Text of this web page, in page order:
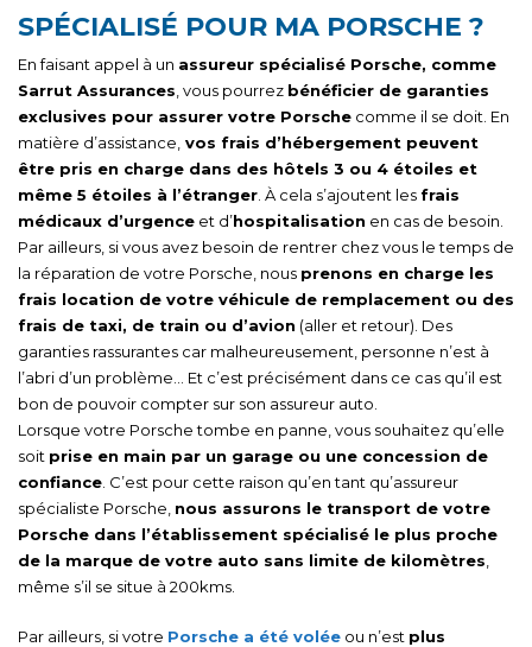
SPÉCIALISÉ POUR MA PORSCHE ?
En faisant appel à un assureur spécialisé Porsche, comme
Sarrut Assurances , vous pourrez bénéficier de garanties
exclusives pour assurer votre Porsche comme il se doit. En
matière d’assistance, vos frais d’hébergement peuvent
être pris en charge dans des hôtels 3 ou 4 étoiles et
même 5 étoiles à l’étranger . À cela s’ajoutent les frais
médicaux d’urgence et d’hospitalisation en cas de besoin.
Par ailleurs, si vous avez besoin de rentrer chez vous le temps de
la réparation de votre Porsche, nous prenons en charge les
frais location de votre véhicule de remplacement ou des
frais de taxi, de train ou d’avion (aller et retour). Des
garanties rassurantes car malheureusement, personne n’est à
l’abri d’un problème… Et c’est précisément dans ce cas qu’il est
bon de pouvoir compter sur son assureur auto.
Lorsque votre Porsche tombe en panne, vous souhaitez qu’elle
soit prise en main par un garage ou une concession de
confiance . C’est pour cette raison qu’en tant qu’assureur
spécialiste Porsche, nous assurons le transport de votre
Porsche dans l’établissement spécialisé le plus proche
de la marque de votre auto sans limite de kilomètres
même s’il se situe à 200kms.
Par ailleurs, si votre Porsche a été volée ou n’est plus